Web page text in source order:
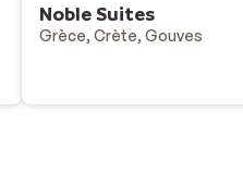
Noble Suites
Grèce, Crète, Gouves